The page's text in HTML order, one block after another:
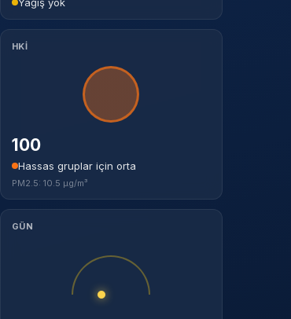
HKİ
100
Hassas gruplar için orta
PM2.5: 10.5 µg/m³
GÜN